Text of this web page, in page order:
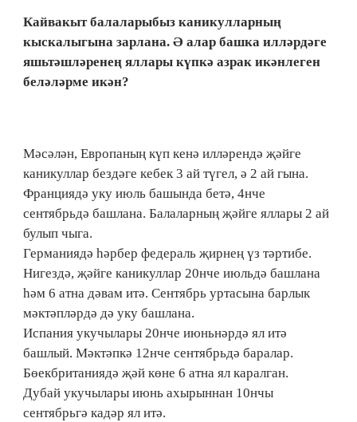
Кайвакыт балаларыбыз каникулларның
кыскалыгына зарлана. Ә алар башка илләрдәге
яшьтәшләренең яллары күпкә азрак икәнлеген
беләләрме икән?
Мәсәлән, Европаның күп кенә илләрендә җәйге
каникуллар бездәге кебек 3 ай түгел, ә 2 ай гына.
Франциядә уку июль башында бетә, 4нче
сентябрьдә башлана. Балаларның җәйге яллары 2 ай
булып чыга.
Германиядә һәрбер федераль җирнең үз тәртибе.
Нигездә, җәйге каникуллар 20нче июльдә башлана
һәм 6 атна дәвам итә. Сентябрь уртасына барлык
мәктәпләрдә дә уку башлана.
Испания укучылары 20нче июньнәрдә ял итә
башлый. Мәктәпкә 12нче сентябрьдә баралар.
Бөекбританиядә җәй көне 6 атна ял каралган.
Дубай укучылары июнь ахырыннан 10нчы
сентябрьгә кадәр ял итә.